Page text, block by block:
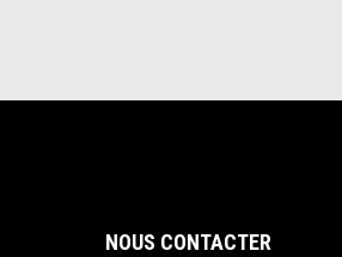
NOUS CONTACTER